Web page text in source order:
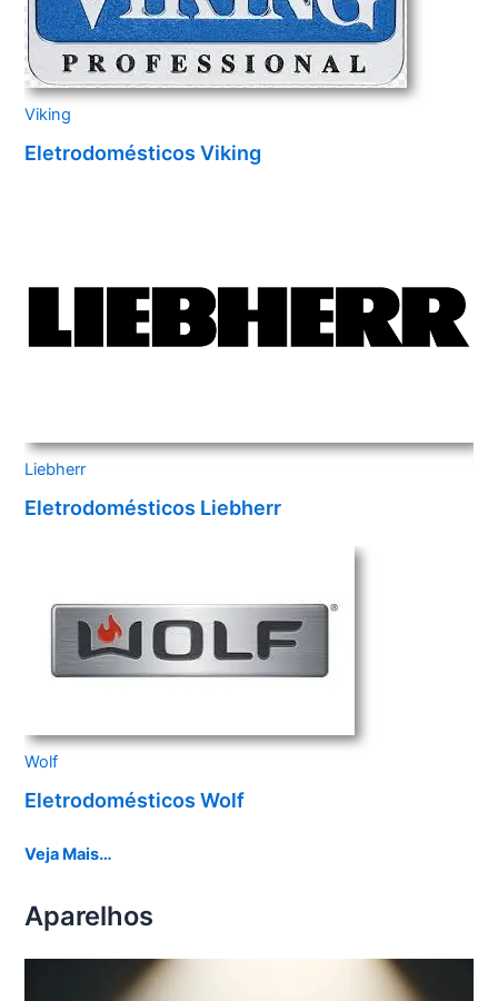
Viking
Eletrodomésticos Viking
Liebherr
Eletrodomésticos Liebherr
Wolf
Eletrodomésticos Wolf
Veja Mais…
Aparelhos